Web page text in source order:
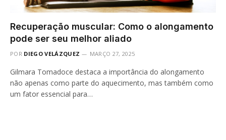
Recuperação muscular: Como o alongamento
pode ser seu melhor aliado
POR DIEGO VELÁZQUEZ MARÇO 27, 2025
Gilmara Tomadoce destaca a importância do alongamento
não apenas como parte do aquecimento, mas também como
um fator essencial para…